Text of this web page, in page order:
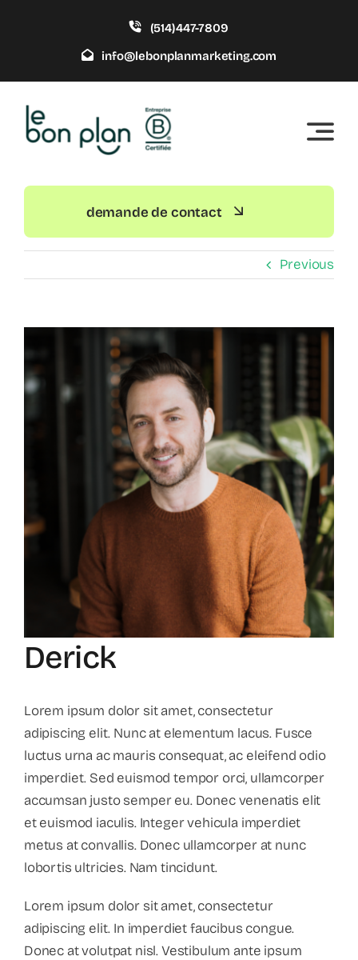
(514)447-7809
info@lebonplanmarketing.com
demande de contact
Previous
Larger
Image
Derick
Lorem ipsum dolor sit amet, consectetur
adipiscing elit. Nunc at elementum lacus. Fusce
luctus urna ac mauris consequat, ac eleifend odio
imperdiet. Sed euismod tempor orci, ullamcorper
accumsan justo semper eu. Donec venenatis elit
et euismod iaculis. Integer vehicula imperdiet
metus at convallis. Donec ullamcorper at nunc
lobortis ultricies. Nam tincidunt.
Lorem ipsum dolor sit amet, consectetur
adipiscing elit. In imperdiet faucibus congue.
Donec at volutpat nisl. Vestibulum ante ipsum